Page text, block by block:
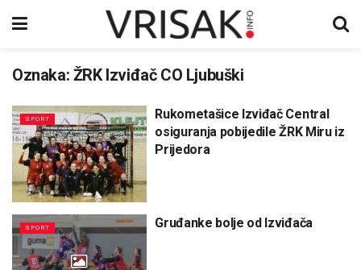
Oznaka: ŽRK Izviđač CO Ljubuški
SPORT
Rukometašice Izviđač Central
osiguranja pobijedile ŽRK Miru iz
Prijedora
SPORT Gruđanke bolje od Izviđača